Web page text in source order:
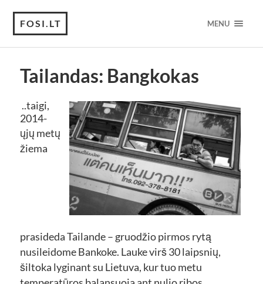
FOSI.LT MENU
Tailandas: Bangkokas
..taigi,
2014-
ųjų metų
žiema
prasideda Tailande – gruodžio pirmos rytą
nusileidome Bankoke. Lauke virš 30 laipsnių,
šiltoka lyginant su Lietuva, kur tuo metu